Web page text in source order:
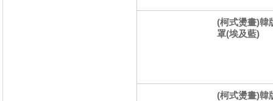
(柯式燙畫)韓
罩(埃及藍)
(柯式燙畫)韓